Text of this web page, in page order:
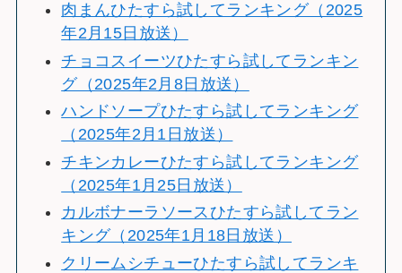
肉まんひたすら試してランキング（2025
年2月15日放送）
チョコスイーツひたすら試してランキン
グ（2025年2月8日放送）
ハンドソープひたすら試してランキング
（2025年2月1日放送）
チキンカレーひたすら試してランキング
（2025年1月25日放送）
カルボナーラソースひたすら試してラン
キング（2025年1月18日放送）
クリームシチューひたすら試してランキ